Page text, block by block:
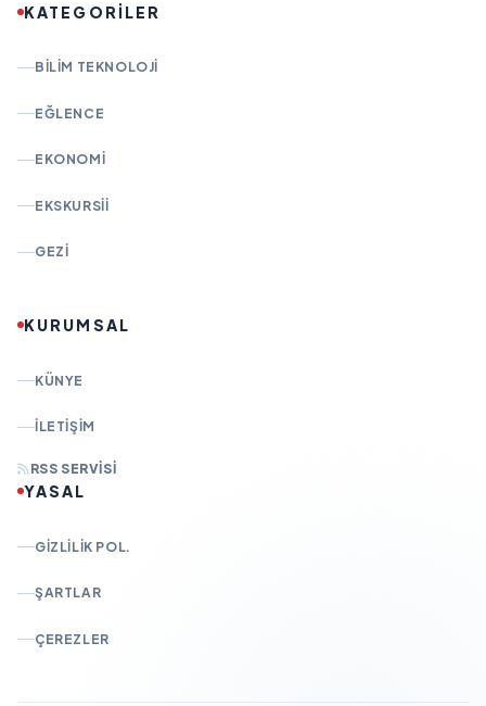
KATEGORİLER
BILIM TEKNOLOJI
EĞLENCE
EKONOMI
EKSKURSII
GEZI
KURUMSAL
KÜNYE
İLETIŞIM
RSS SERVISI
YASAL
GIZLILIK POL.
ŞARTLAR
ÇEREZLER